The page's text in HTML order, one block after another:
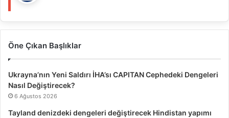
Öne Çıkan Başlıklar
Ukrayna’nın Yeni Saldırı İHA’sı CAPITAN Cephedeki Dengeleri
Nasıl Değiştirecek?
6 Ağustos 2026
Tayland denizdeki dengeleri değiştirecek Hindistan yapımı